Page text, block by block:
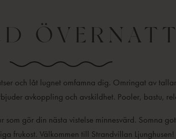
och låt lugnet omfamna dig. Omringat av
avkoppling och avskildhet. Pooler, bastu,
som gör din nästa vistelse minnesvärd. Somna
frukost. Välkommen till Strandvillan Ljunghusen!